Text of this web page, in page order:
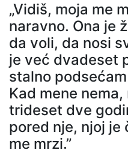
„Vidiš, moja me
naravno. Ona je
da voli, da nosi
je već dvadeset
stalno
Kad mene
trideset dve
pored nje, njoj
me mrzi.”